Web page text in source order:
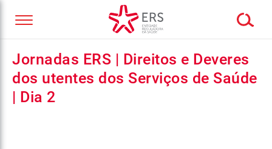
Jornadas ERS | Direitos e Deveres
dos utentes dos Serviços de Saúde
| Dia 2